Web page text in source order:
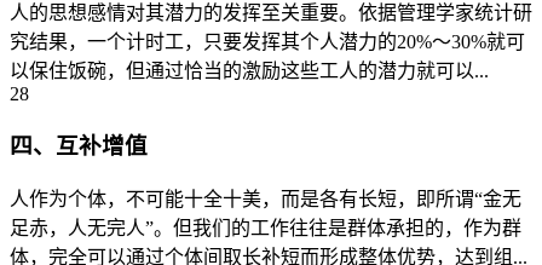
人的思想感情对其潜力的发挥至关重要。依据管理学家统计研
究结果，一个计时工，只要发挥其个人潜力的20%～30%就可
以保住饭碗，但通过恰当的激励这些工人的潜力就可以...
28
四、互补增值
人作为个体，不可能十全十美，而是各有长短，即所谓“金无
足赤，人无完人”。但我们的工作往往是群体承担的，作为群
体，完全可以通过个体间取长补短而形成整体优势，达到组...